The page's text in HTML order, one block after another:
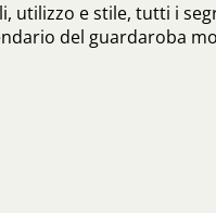
utilizzo e stile, tutti i
del guardaroba